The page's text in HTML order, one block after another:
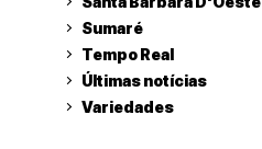
Sumaré
Tempo Real
Últimas notícias
Variedades